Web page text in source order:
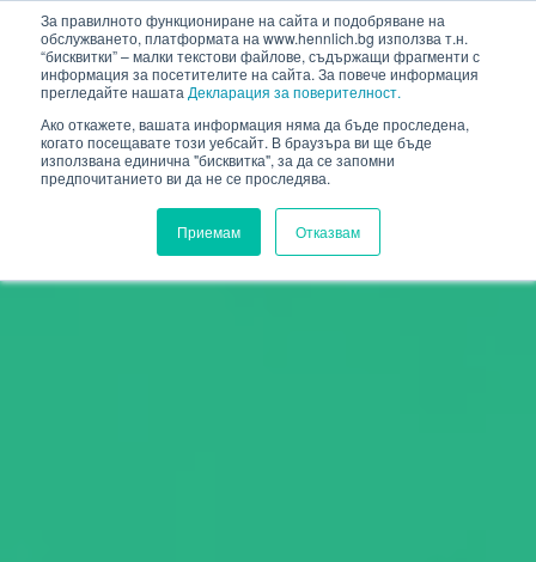
За правилното функциониране на сайта и подобряване на
обслужването, платформата на www.hennlich.bg използва т.н.
“бисквитки” – малки текстови файлове, съдържащи фрагменти с
информация за посетителите на сайта. За повече информация
прегледайте нашата Декларация за поверителност.
Ако откажете, вашата информация няма да бъде проследена,
когато посещавате този уебсайт. В браузъра ви ще бъде
използвана единична "бисквитка", за да се запомни
предпочитанието ви да не се проследява.
Приемам Отказвам
HENNLICH